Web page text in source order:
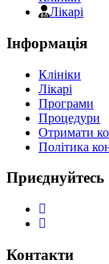
Лікарі
Інформація
Клініки
Лікарі
Програми
Процедури
Отримати
Політика
Приєднуйтесь
Контакти